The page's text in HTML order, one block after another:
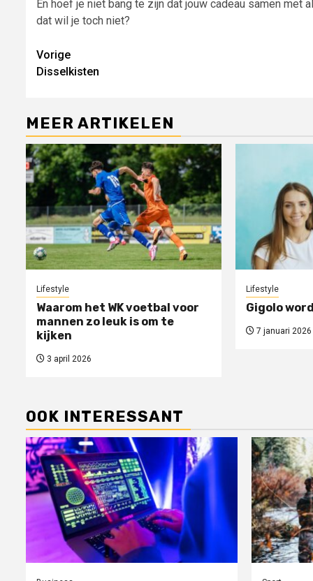
En hoef je niet bang te zijn dat jouw cadeau samen met
dat wil je toch niet?
Lees
verder
Vorige
Disselkisten
MEER ARTIKELEN
Lifestyle
Waarom het WK voetbal voor
mannen zo leuk is om te
kijken
3 april 2026
Lifestyle
Gigolo
7 januari 2026
OOK INTERESSANT